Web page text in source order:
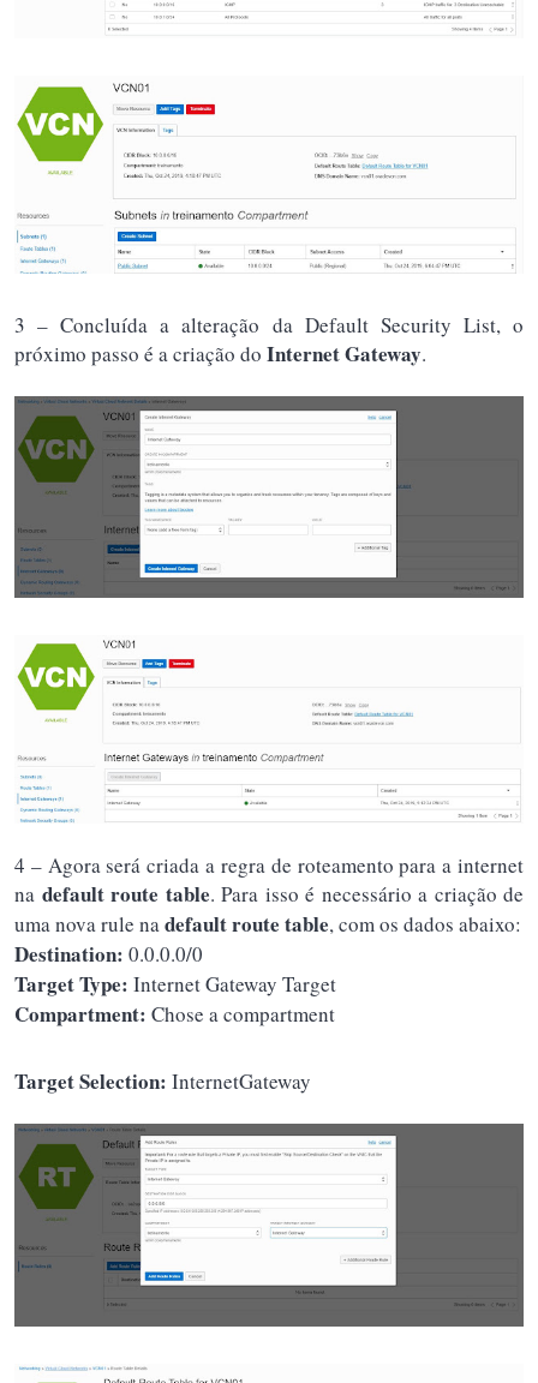
3 – Concluída a alteração da Default Security List, o
próximo passo é a criação do Internet Gateway.
4 – Agora será criada a regra de roteamento para a internet
na default route table. Para isso é necessário a criação de
uma nova rule nadefault route table, com os dados abaixo:
Destination: 0.0.0.0/0
Target Type: Internet Gateway Target
Compartment: Chose a compartment
Target Selection: InternetGateway